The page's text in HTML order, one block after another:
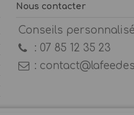
Nous contacter
Conseils
: 07 85 12 35 23
: